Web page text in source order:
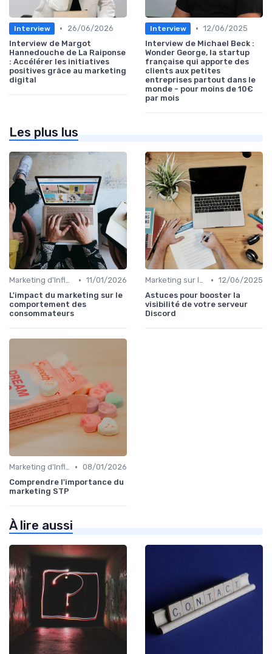
Interview •
26/06/2026
Interview de Margot
Hannedouche de La Raiponse
: Accélérer les initiatives
positives grâce au marketing
digital
Interview • 12/06/2025
Interview de Michael Beck :
Wonder George, la startup
française qui apporte des
clients aux petites
entreprises partout dans le
monde - pour moins de 10€
par mois
Les plus lus
Marketing d'Influence • 11/01/2026
L'impact du marketing sur le
comportement des
consommateurs
Marketing sur les Réseaux Sociaux • 12/06/2025
Astuces pour booster la
visibilité de votre serveur
Discord
Marketing d'Influence • 08/01/2026
Comprendre l'importance du
marketing STP
À lire aussi